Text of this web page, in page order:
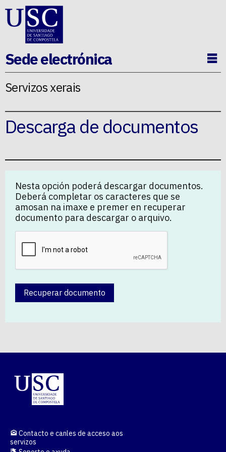
Ir ao contido da p�xina
Sede electrónica
Servizos xerais
Descarga de documentos
Nesta opción poderá descargar documentos.
Deberá completar os caracteres que se
amosan na imaxe e premer en recuperar
documento para descargar o arquivo.
Recuperar documento
Contacto e canles de acceso aos
servizos